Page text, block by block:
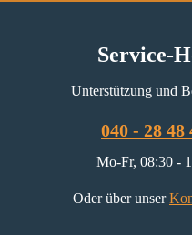
Service-
Unterstützung und
040 - 28 48
Mo-Fr, 08:30 -
Oder über unser